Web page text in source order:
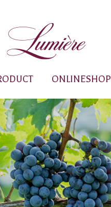
ONLINESHOP